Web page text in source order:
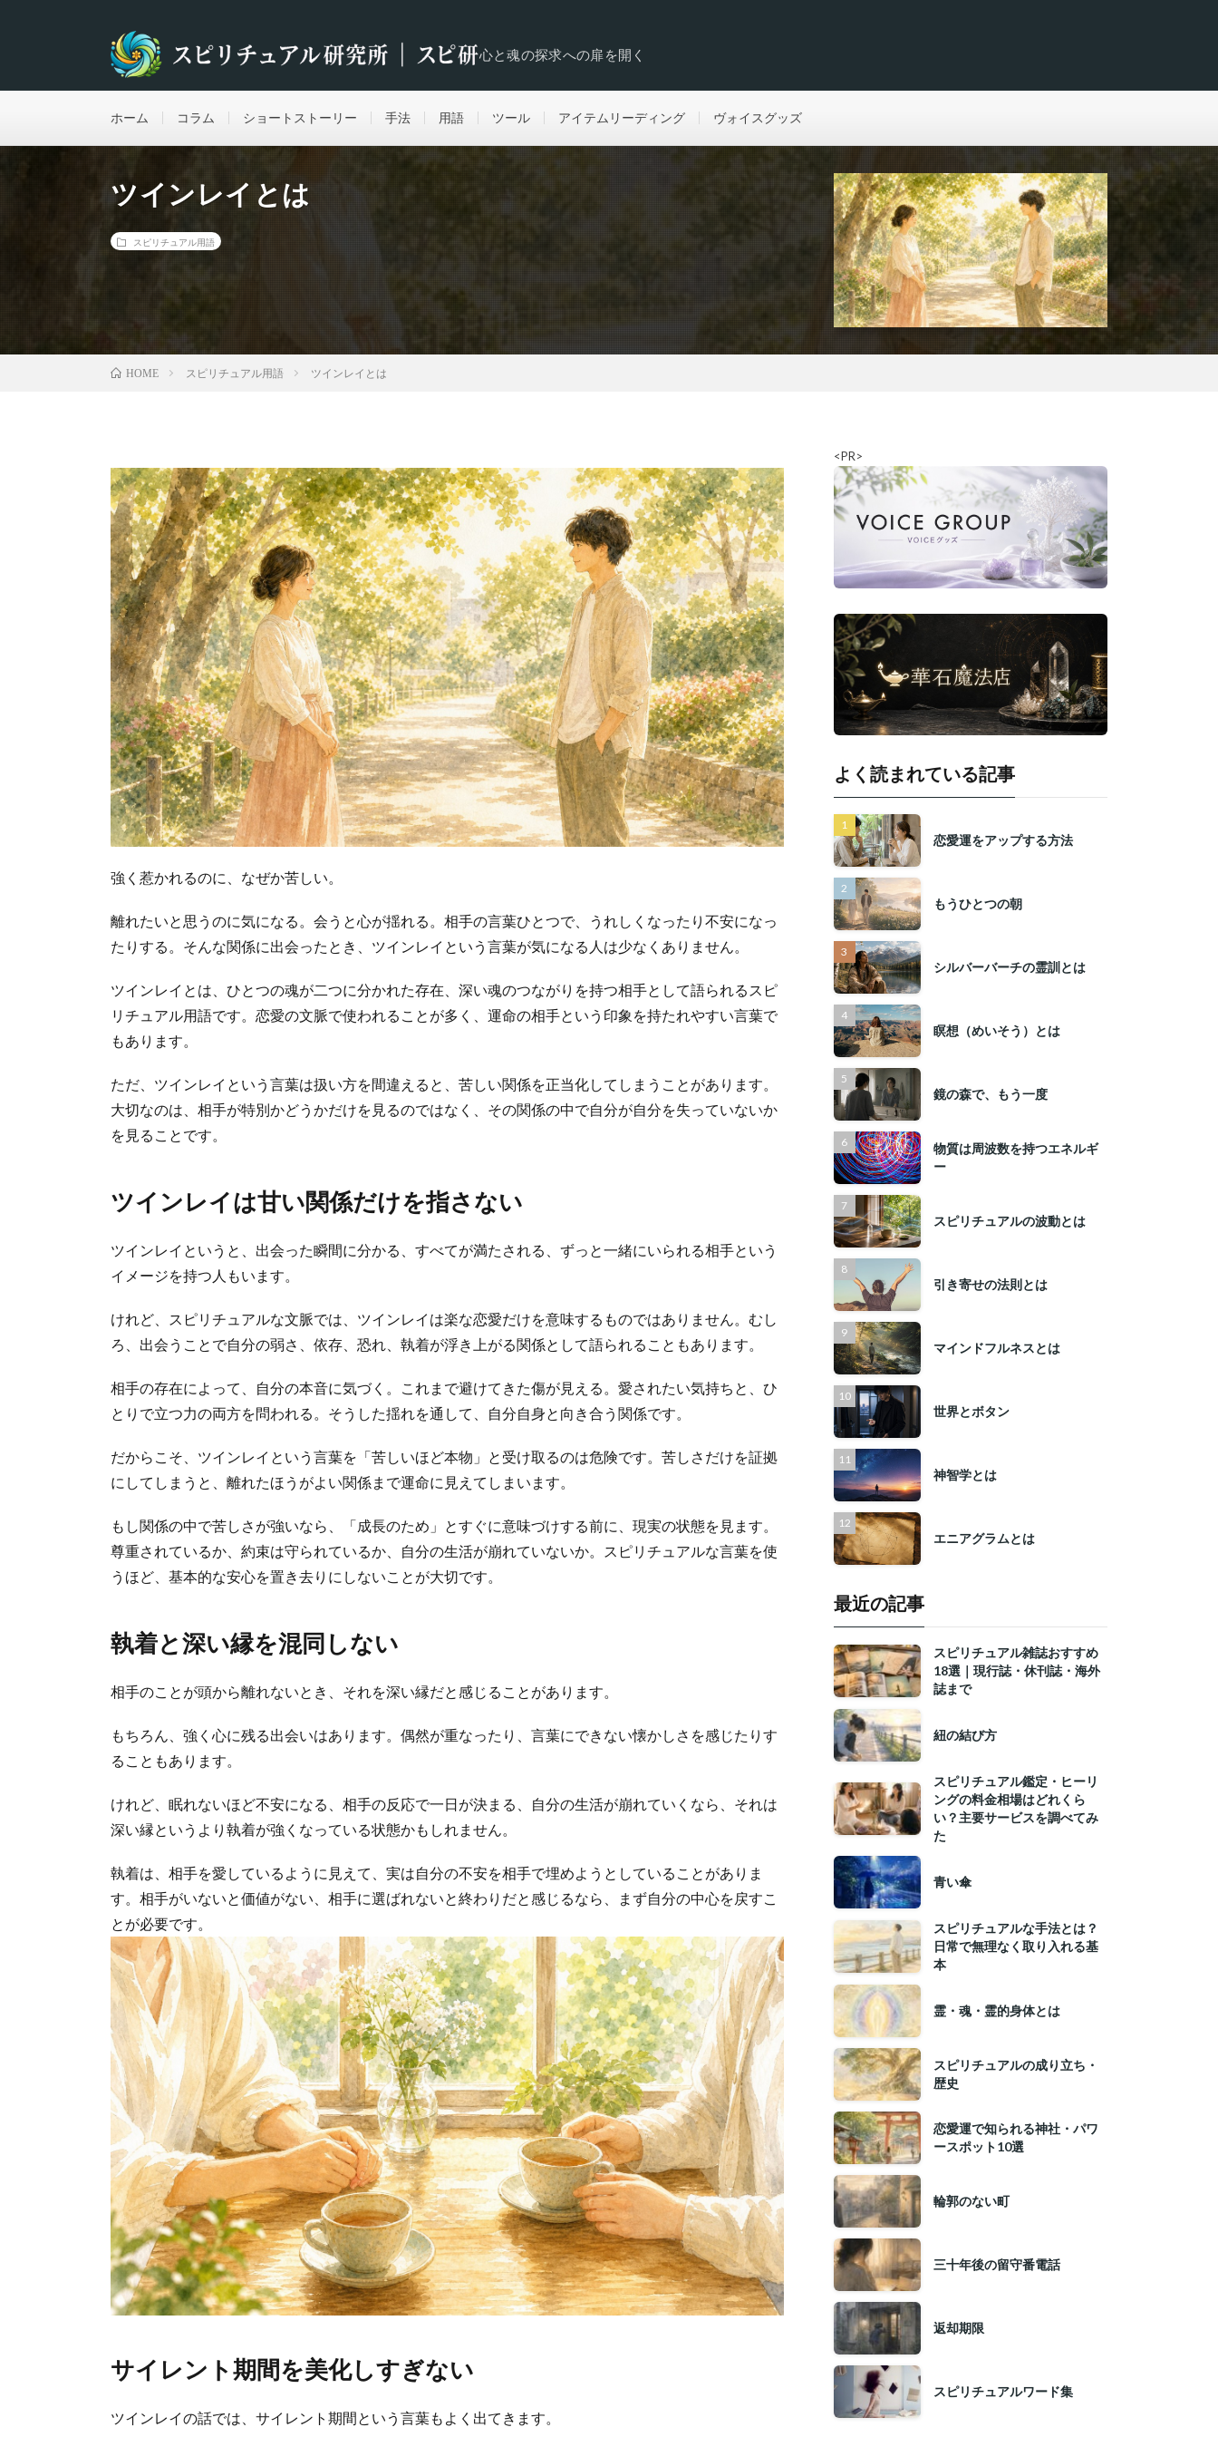
心と魂の探求への扉を開く
ホーム コラム ショートストーリー 手法 用語 ツール アイテムリーディング ヴォイスグッズ
ツインレイとは
スピリチュアル用語
HOME スピリチュアル用語 ツインレイとは
強く惹かれるのに、なぜか苦しい。
離れたいと思うのに気になる。会うと心が揺れる。相手の言葉ひとつで、うれしくなったり不安になっ
たりする。そんな関係に出会ったとき、ツインレイという言葉が気になる人は少なくありません。
ツインレイとは、ひとつの魂が二つに分かれた存在、深い魂のつながりを持つ相手として語られるスピ
リチュアル用語です。恋愛の文脈で使われることが多く、運命の相手という印象を持たれやすい言葉で
もあります。
ただ、ツインレイという言葉は扱い方を間違えると、苦しい関係を正当化してしまうことがあります。
大切なのは、相手が特別かどうかだけを見るのではなく、その関係の中で自分が自分を失っていないか
を見ることです。
ツインレイは甘い関係だけを指さない
ツインレイというと、出会った瞬間に分かる、すべてが満たされる、ずっと一緒にいられる相手という
イメージを持つ人もいます。
けれど、スピリチュアルな文脈では、ツインレイは楽な恋愛だけを意味するものではありません。むし
ろ、出会うことで自分の弱さ、依存、恐れ、執着が浮き上がる関係として語られることもあります。
相手の存在によって、自分の本音に気づく。これまで避けてきた傷が見える。愛されたい気持ちと、ひ
とりで立つ力の両方を問われる。そうした揺れを通して、自分自身と向き合う関係です。
だからこそ、ツインレイという言葉を「苦しいほど本物」と受け取るのは危険です。苦しさだけを証拠
にしてしまうと、離れたほうがよい関係まで運命に見えてしまいます。
もし関係の中で苦しさが強いなら、「成長のため」とすぐに意味づけする前に、現実の状態を見ます。
尊重されているか、約束は守られているか、自分の生活が崩れていないか。スピリチュアルな言葉を使
うほど、基本的な安心を置き去りにしないことが大切です。
執着と深い縁を混同しない
相手のことが頭から離れないとき、それを深い縁だと感じることがあります。
もちろん、強く心に残る出会いはあります。偶然が重なったり、言葉にできない懐かしさを感じたりす
ることもあります。
けれど、眠れないほど不安になる、相手の反応で一日が決まる、自分の生活が崩れていくなら、それは
深い縁というより執着が強くなっている状態かもしれません。
執着は、相手を愛しているように見えて、実は自分の不安を相手で埋めようとしていることがありま
す。相手がいないと価値がない、相手に選ばれないと終わりだと感じるなら、まず自分の中心を戻すこ
とが必要です。
サイレント期間を美化しすぎない
ツインレイの話では、サイレント期間という言葉もよく出てきます。
<PR>
よく読まれている記事
恋愛運をアップする方法
もうひとつの朝
シルバーバーチの霊訓とは
瞑想（めいそう）とは
鏡の森で、もう一度
物質は周波数を持つエネルギ
ー
スピリチュアルの波動とは
引き寄せの法則とは
マインドフルネスとは
世界とボタン
神智学とは
エニアグラムとは
最近の記事
スピリチュアル雑誌おすすめ
18選｜現行誌・休刊誌・海外
誌まで
紐の結び方
スピリチュアル鑑定・ヒーリ
ングの料金相場はどれくら
い？主要サービスを調べてみ
た
青い傘
スピリチュアルな手法とは？
日常で無理なく取り入れる基
本
霊・魂・霊的身体とは
スピリチュアルの成り立ち・
歴史
恋愛運で知られる神社・パワ
ースポット10選
輪郭のない町
三十年後の留守番電話
返却期限
スピリチュアルワード集